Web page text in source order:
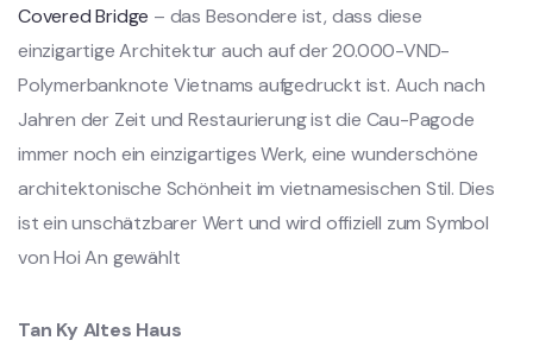
Covered Bridge – das Besondere ist, dass diese
einzigartige Architektur auch auf der 20.000-VND-
Polymerbanknote Vietnams aufgedruckt ist. Auch nach
Jahren der Zeit und Restaurierung ist die Cau-Pagode
immer noch ein einzigartiges Werk, eine wunderschöne
architektonische Schönheit im vietnamesischen Stil. Dies
ist ein unschätzbarer Wert und wird offiziell zum Symbol
von Hoi An gewählt
Tan Ky Altes Haus